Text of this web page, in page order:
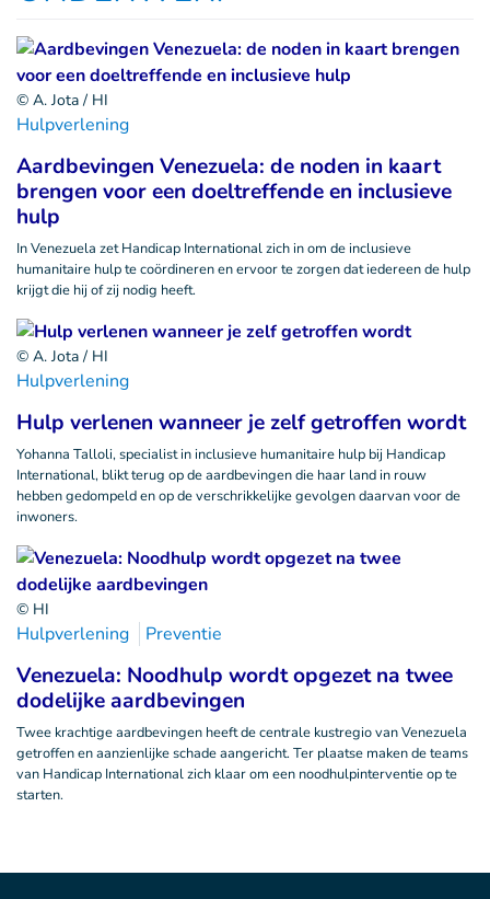
© A. Jota / HI
Hulpverlening
Aardbevingen Venezuela: de noden in kaart
brengen voor een doeltreffende en inclusieve
hulp
In Venezuela zet Handicap International zich in om de inclusieve
humanitaire hulp te coördineren en ervoor te zorgen dat iedereen de hulp
krijgt die hij of zij nodig heeft.
© A. Jota / HI
Hulpverlening
Hulp verlenen wanneer je zelf getroffen wordt
Yohanna Talloli, specialist in inclusieve humanitaire hulp bij Handicap
International, blikt terug op de aardbevingen die haar land in rouw
hebben gedompeld en op de verschrikkelijke gevolgen daarvan voor de
inwoners.
© HI
Hulpverlening Preventie
Venezuela: Noodhulp wordt opgezet na twee
dodelijke aardbevingen
Twee krachtige aardbevingen heeft de centrale kustregio van Venezuela
getroffen en aanzienlijke schade aangericht. Ter plaatse maken de teams
van Handicap International zich klaar om een noodhulpinterventie op te
starten.